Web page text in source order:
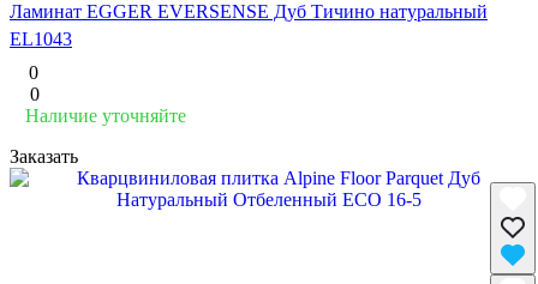
Ламинат EGGER EVERSENSE Дуб Тичино натуральный
EL1043
0
0
Наличие уточняйте
Заказать